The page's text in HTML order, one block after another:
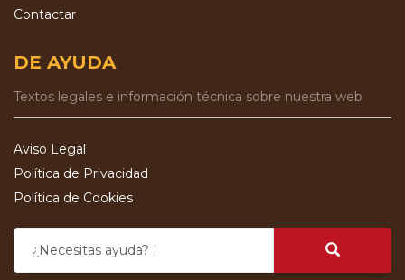
Contactar
DE AYUDA
Textos legales e información técnica sobre nuestra web
Aviso Legal
Política de Privacidad
Política de Cookies
¿Necesitas ayuda?